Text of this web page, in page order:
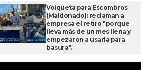
Volqueta para Escombros
(Maldonado): reclaman a
empresa el retiro "porque
lleva más de un mes llena y
empezaron a usarla para
basura".